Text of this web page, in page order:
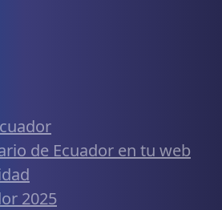
de Ecuador en tu web
2025